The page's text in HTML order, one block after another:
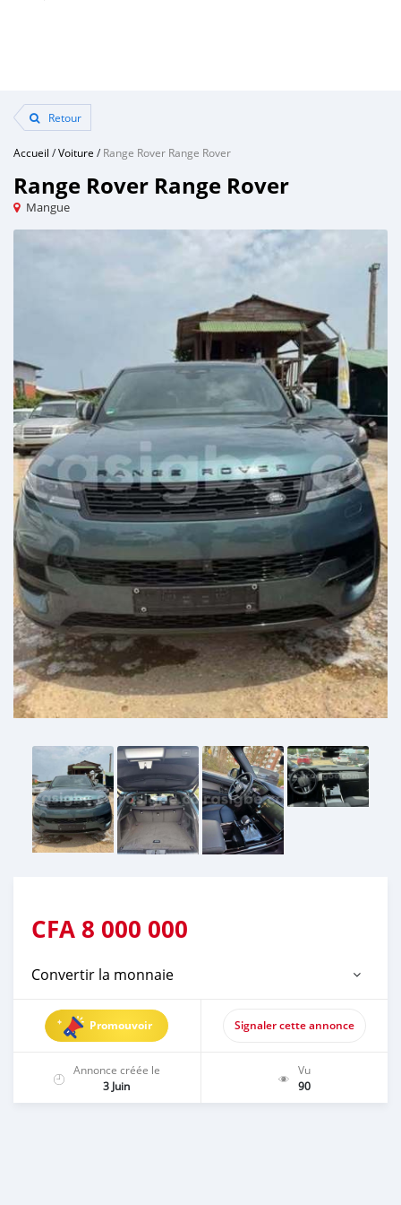
Retour
Accueil /Voiture /Range Rover Range Rover
Range Rover Range Rover
Mangue
CFA 8 000 000
Convertir la monnaie
Promouvoir Signaler cette annonce
Annonce créée le
3 Juin
Vu
90